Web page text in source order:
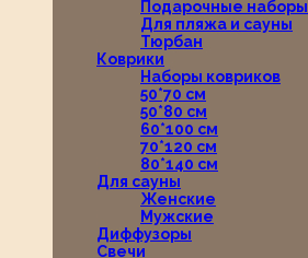
Подарочные наборы
Для пляжа и сауны
Тюрбан
Коврики
Наборы ковриков
50*70 см
50*80 см
60*100 см
70*120 см
80*140 см
Для сауны
Женские
Мужские
Диффузоры
Свечи